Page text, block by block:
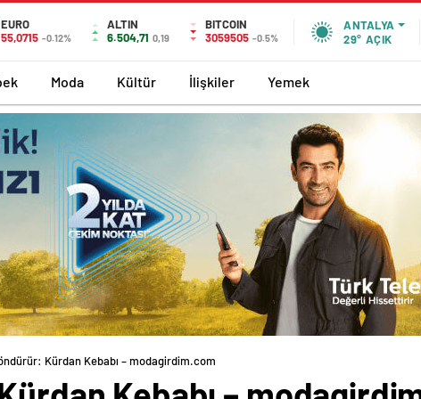
EURO
55,0715 -0.12%
ALTIN
6.504,71 0,19
BITCOIN
3059505 -0.5%
ANTALYA
29° AÇIK
Moda Kültür İlişkiler Yemek
Kürdan Kebabı – modagirdim.com